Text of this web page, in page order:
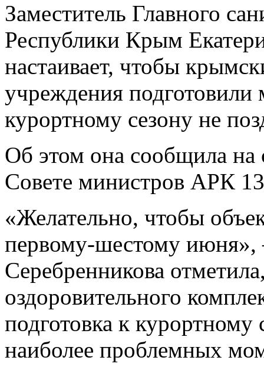
Заместитель Главного
Республики Крым
настаивает, чтобы
учреждения подготовили
курортному сезону не
Об этом она сообщила на
Совете министров АРК
«Желательно, чтобы
первому-шестому
Серебренникова
оздоровительного
подготовка к курортному
наиболее проблемных